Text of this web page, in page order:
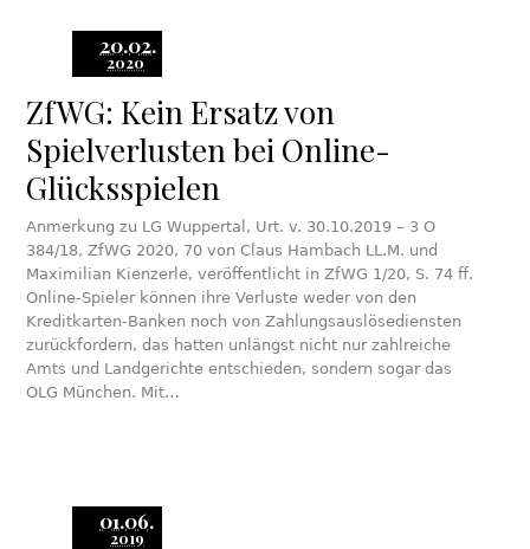
20.02.
2020
ZfWG: Kein Ersatz von
Spielverlusten bei Online-
Glücksspielen
Anmerkung zu LG Wuppertal, Urt. v. 30.10.2019 – 3 O
384/18, ZfWG 2020, 70 von Claus Hambach LL.M. und
Maximilian Kienzerle, veröffentlicht in ZfWG 1/20, S. 74 ff.
Online-Spieler können ihre Verluste weder von den
Kreditkarten-Banken noch von Zahlungsauslösediensten
zurückfordern, das hatten unlängst nicht nur zahlreiche
Amts und Landgerichte entschieden, sondern sogar das
OLG München. Mit…
01.06.
2019